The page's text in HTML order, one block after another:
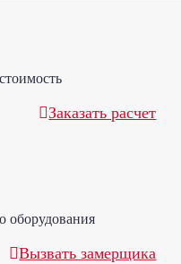
Заказать расчет
оборудования
Вызвать замерщика